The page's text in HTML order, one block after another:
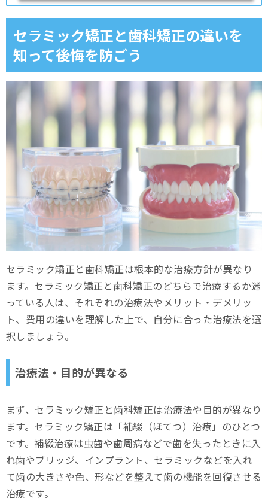
セラミック矯正と歯科矯正の違いを
知って後悔を防ごう
セラミック矯正と歯科矯正は根本的な治療方針が異なり
ます。セラミック矯正と歯科矯正のどちらで治療するか迷
っている人は、それぞれの治療法やメリット・デメリッ
ト、費用の違いを理解した上で、自分に合った治療法を選
択しましょう。
治療法・目的が異なる
まず、セラミック矯正と歯科矯正は治療法や目的が異なり
ます。セラミック矯正は「補綴（ほてつ）治療」のひとつ
です。補綴治療は虫歯や歯周病などで歯を失ったときに入
れ歯やブリッジ、インプラント、セラミックなどを入れ
て歯の大きさや色、形などを整えて歯の機能を回復させる
治療です。